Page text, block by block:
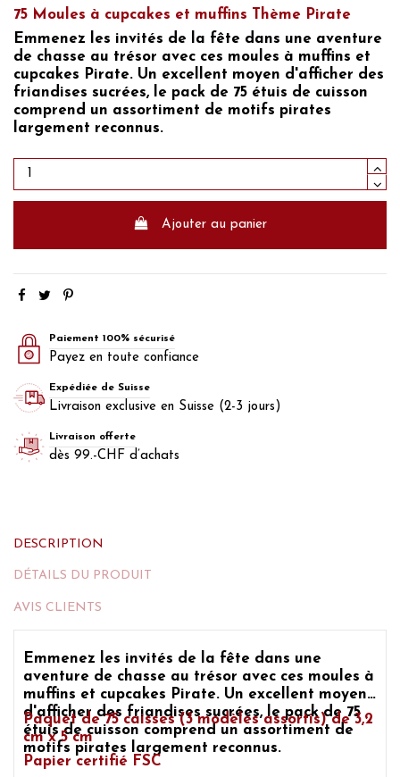
75 Moules à cupcakes et muffins Thème Pirate
Emmenez les invités de la fête dans une aventure
de chasse au trésor avec ces moules à muffins et
cupcakes Pirate. Un excellent moyen d'afficher des
friandises sucrées, le pack de 75 étuis de cuisson
comprend un assortiment de motifs pirates
largement reconnus.
Ajouter au panier
Paiement 100% sécurisé
Payez en toute confiance
Expédiée de Suisse
Livraison exclusive en Suisse (2-3 jours)
Livraison offerte
dès 99.-CHF d’achats
DESCRIPTION
DÉTAILS DU PRODUIT
AVIS CLIENTS
Emmenez les invités de la fête dans une
aventure de chasse au trésor avec ces moules à
muffins et cupcakes Pirate. Un excellent moyen
d'afficher des friandises sucrées, le pack de 75
étuis de cuisson comprend un assortiment de
motifs pirates largement reconnus.
Paquet de 75 caisses (3 modèles assortis) de 3,2
cm x 5 cm
Papier certifié FSC